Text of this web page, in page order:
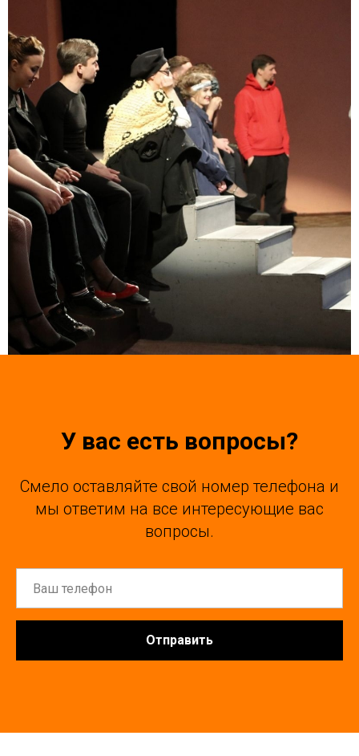
У вас есть вопросы?
Смело оставляйте свой номер телефона и
мы ответим на все интересующие вас
вопросы.
Отправить